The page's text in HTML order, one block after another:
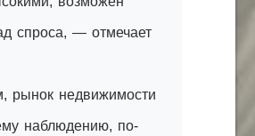
спроса, — отмечает
рынок недвижимости
наблюдению, по-